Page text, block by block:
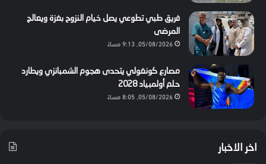
فريق طبي تطوعي يصل خيام النزوح بغزة ويعالج
المرضى
05/08/2026, 9:13 مساءً
مصارع كونغولي يتحدى هجوم الشمبانزي ويطارد
حلم أولمبياد 2028
05/08/2026, 8:05 مساءً
اخر الاخبار